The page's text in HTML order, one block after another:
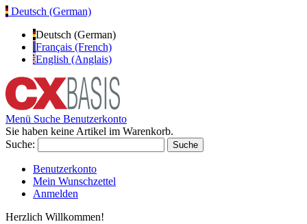
Deutsch (German)
Deutsch (German)
Français (French)
English (Anglais)
Menü Suche Benutzerkonto
Sie haben keine Artikel im Warenkorb.
Suche:
Suche
Benutzerkonto
Mein Wunschzettel
Anmelden
Herzlich Willkommen!